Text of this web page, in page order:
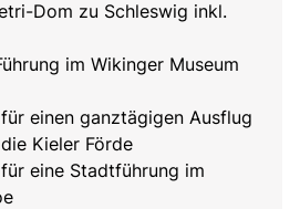
Dom zu Schleswig inkl.
im Wikinger Museum
einen ganztägigen Ausflug
Kieler Förde
eine Stadtführung im